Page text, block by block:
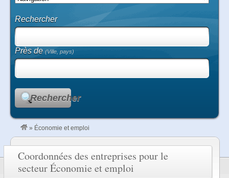
Rechercher
Près de(Ville, pays)
Rechercher
» Économie et emploi
Coordonnées des entreprises pour le
secteur Économie et emploi